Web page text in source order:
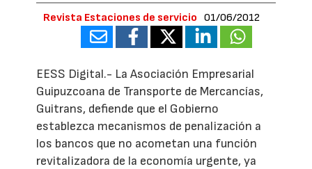
Revista Estaciones de servicio 01/06/2012
EESS Digital.- La Asociación Empresarial
Guipuzcoana de Transporte de Mercancías,
Guitrans, defiende que el Gobierno
establezca mecanismos de penalización a
los bancos que no acometan una función
revitalizadora de la economía urgente, ya